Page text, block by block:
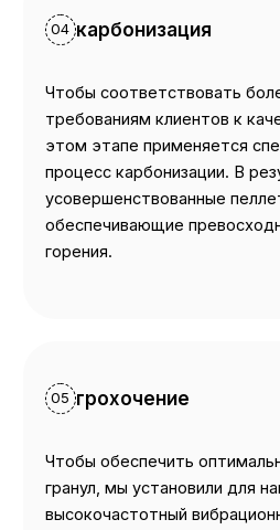
04 карбонизация
Чтобы соответствовать
требованиям клиентов к
этом этапе применяется
процесс карбонизации. В
усовершенствованные
обеспечивающие
горения.
05 грохочение
Чтобы обеспечить
гранул, мы установили для
высокочастотный